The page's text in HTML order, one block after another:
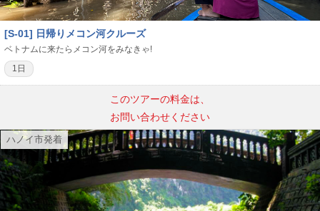
[S-01] 日帰りメコン河クルーズ
ベトナムに来たらメコン河をみなきゃ!
1日
このツアーの料金は、
お問い合わせください
ハノイ市発着